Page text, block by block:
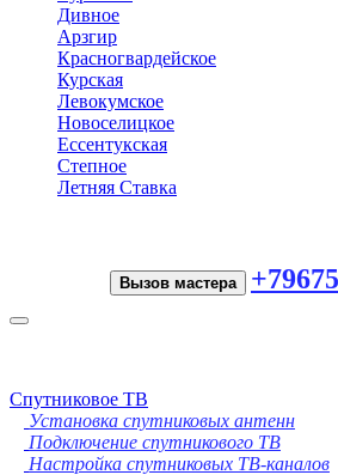
Дивное
Арзгир
Красногвардейское
Курская
Левокумское
Новоселицкое
Ессентукская
Степное
Летняя Ставка
Вызов мастера
Toggle
Спутниковое ТВ
Установка спутниковых антенн
Подключение спутникового ТВ
Настройка спутниковых ТВ-каналов